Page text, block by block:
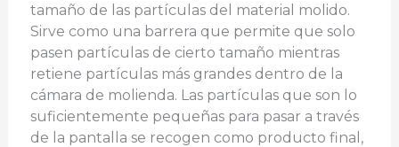
tamaño de las partículas del material molido.
Sirve como una barrera que permite que solo
pasen partículas de cierto tamaño mientras
retiene partículas más grandes dentro de la
cámara de molienda. Las partículas que son lo
suficientemente pequeñas para pasar a través
de la pantalla se recogen como producto final,